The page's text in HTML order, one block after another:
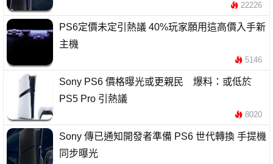
22226
PS6定價未定引熱議 40%玩家願用這高價入手新
主機
5146
Sony PS6 價格曝光或更親民 爆料：或低於
PS5 Pro 引熱議
8020
Sony 傳已通知開發者準備 PS6 世代轉換 手提機
同步曝光